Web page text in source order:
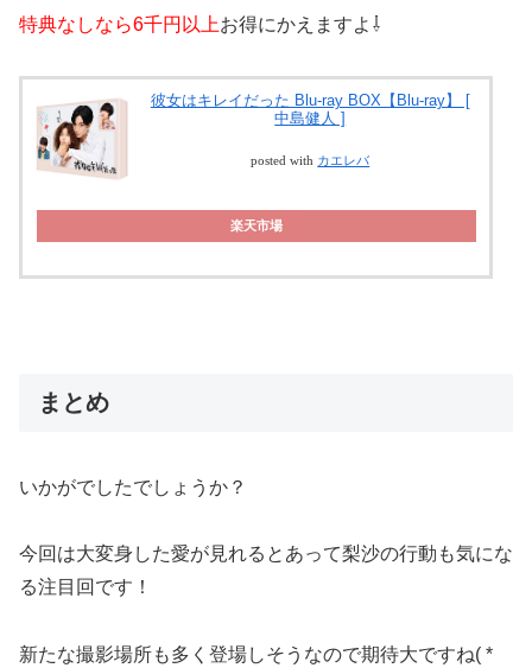
特典なしなら6千円以上お得にかえますよ⇩
彼女はキレイだった Blu-ray BOX【Blu-ray】 [
中島健人 ]
posted with カエレバ
楽天市場
まとめ
いかがでしたでしょうか？
今回は大変身した愛が見れるとあって梨沙の行動も気にな
る注目回です！
新たな撮影場所も多く登場しそうなので期待大ですね( *